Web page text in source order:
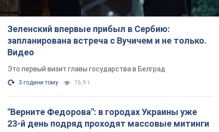
Зеленский впервые прибыл в Сербию:
запланирована встреча с Вучичем и не только.
Видео
Это первый визит главы государства в Белград
3 години тому 76,9 т.
"Верните Федорова": в городах Украины уже
23-й день подряд проходят массовые митинги